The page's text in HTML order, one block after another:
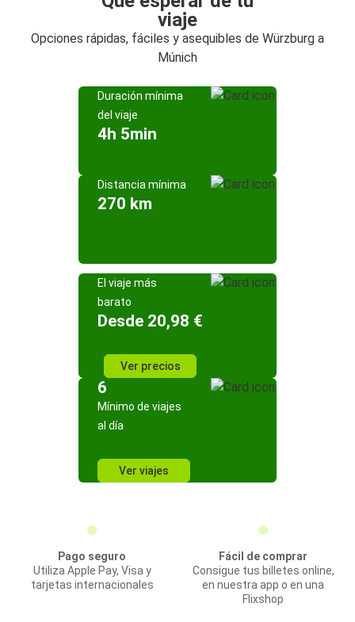
viaje
Opciones rápidas, fáciles y asequibles de Würzburg a
Múnich
Duración mínima
del viaje
4h 5min
Distancia mínima
270 km
El viaje más
barato
Desde 20,98 €
Ver precios
6
Mínimo de viajes
al día
Ver viajes
Pago seguro
Utiliza Apple Pay, Visa y
tarjetas internacionales
Fácil de comprar
Consigue tus billetes online,
en nuestra app o en una
Flixshop